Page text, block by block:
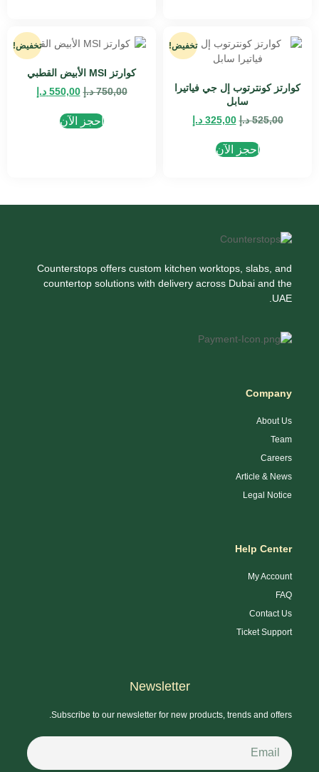
تخفيض!
كوارتز كونترتوب إل جي فياتيرا
سابل
525,00 د.إ 325,00 د.إ
احجز الآن
تخفيض!
كوارتز MSI الأبيض القطبي
750,00 د.إ 550,00 د.إ
احجز الآن
Counterstops offers custom kitchen worktops, slabs, and
countertop solutions with delivery across Dubai and the
UAE.
Company
About Us
Team
Careers
Article & News
Legal Notice
Help Center
My Account
FAQ
Contact Us
Ticket Support
Newsletter
Subscribe to our newsletter for new products, trends and offers.